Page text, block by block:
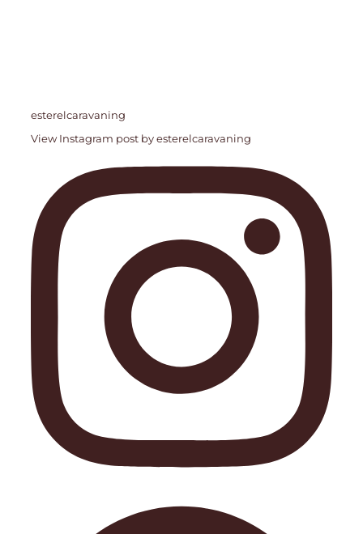
esterelcaravaning
View Instagram post by esterelcaravaning